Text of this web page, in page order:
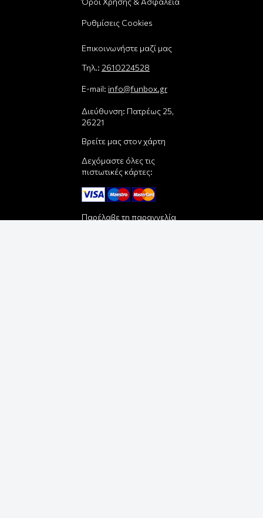
Ρυθμίσεις Cookies
Επικοινωνήστε μαζί μας
Τηλ.: 2610224528
E-mail: info@funbox.gr
Διεύθυνση: Πατρέως 25,
26221
Βρείτε μας στον χάρτη
Δεχόμαστε όλες τις
πιστωτικές κάρτες:
Παρέλαβε τη παραγγελία